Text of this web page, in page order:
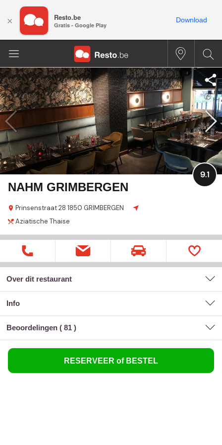
NAHM GRIMBERGEN
Prinsenstraat 28 1850 GRIMBERGEN
9.1
Aziatische Thaise
Over dit restaurant
Info
Beoordelingen ( 81 )
RESERVEER of BESTEL
× Resto.be
Gratis - Google Play
Download